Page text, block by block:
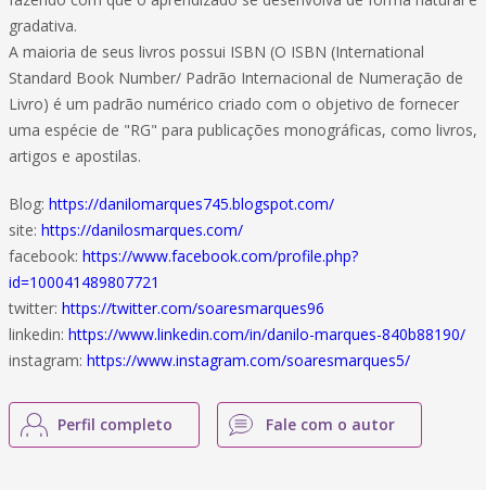
gradativa.
A maioria de seus livros possui ISBN (O ISBN (International
Standard Book Number/ Padrão Internacional de Numeração de
Livro) é um padrão numérico criado com o objetivo de fornecer
uma espécie de "RG" para publicações monográficas, como livros,
artigos e apostilas.
Blog: https://danilomarques745.blogspot.com/
site: https://danilosmarques.com/
facebook: https://www.facebook.com/profile.php?
id=100041489807721
twitter: https://twitter.com/soaresmarques96
linkedin: https://www.linkedin.com/in/danilo-marques-840b88190/
instagram: https://www.instagram.com/soaresmarques5/
Perfil completo Fale com o autor